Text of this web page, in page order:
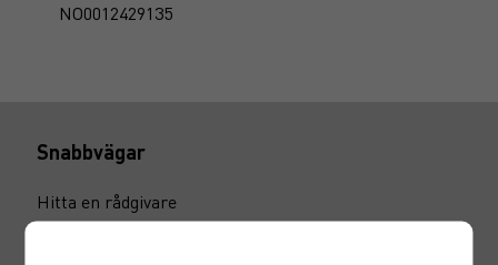
NO0012429135
Snabbvägar
Hitta en rådgivare
Fondtorget